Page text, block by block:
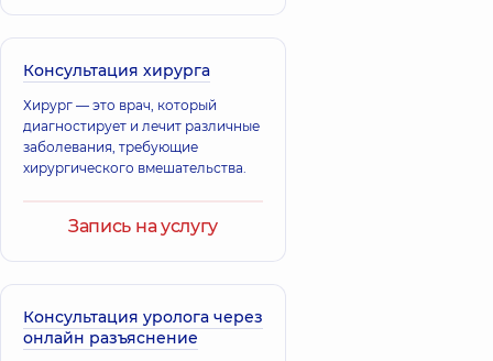
Консультация хирурга
Хирург — это врач, который
диагностирует и лечит различные
заболевания, требующие
хирургического вмешательства.
Запись на услугу
Консультация уролога через
онлайн разъяснение